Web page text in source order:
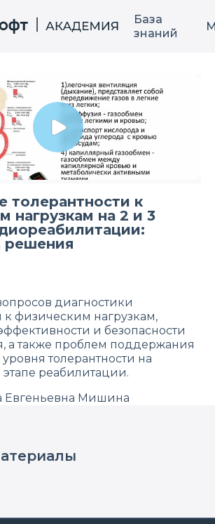
База
знаний
толерантности к
нагрузкам на 2 и 3
диагностики
к физическим нагрузкам,
и безопасности
а также проблем поддержания
толерантности на
реабилитации.
Евгеньевна Мишина
сайте.